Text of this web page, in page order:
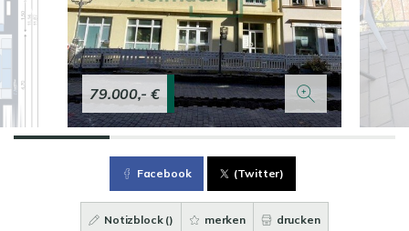
79.000,- €
Facebook (Twitter)
Notizblock () merken drucken